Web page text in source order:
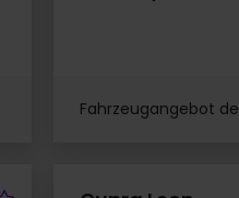
Fahrzeugangebot